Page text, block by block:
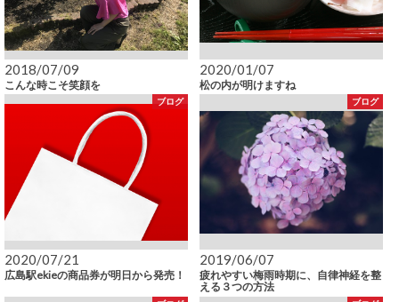
2018/07/09
こんな時こそ笑顔を
2020/01/07
松の内が明けますね
ブログ
2020/07/21
広島駅ekieの商品券が明日から発売！
ブログ
2019/06/07
疲れやすい梅雨時期に、自律神経を整
える３つの方法